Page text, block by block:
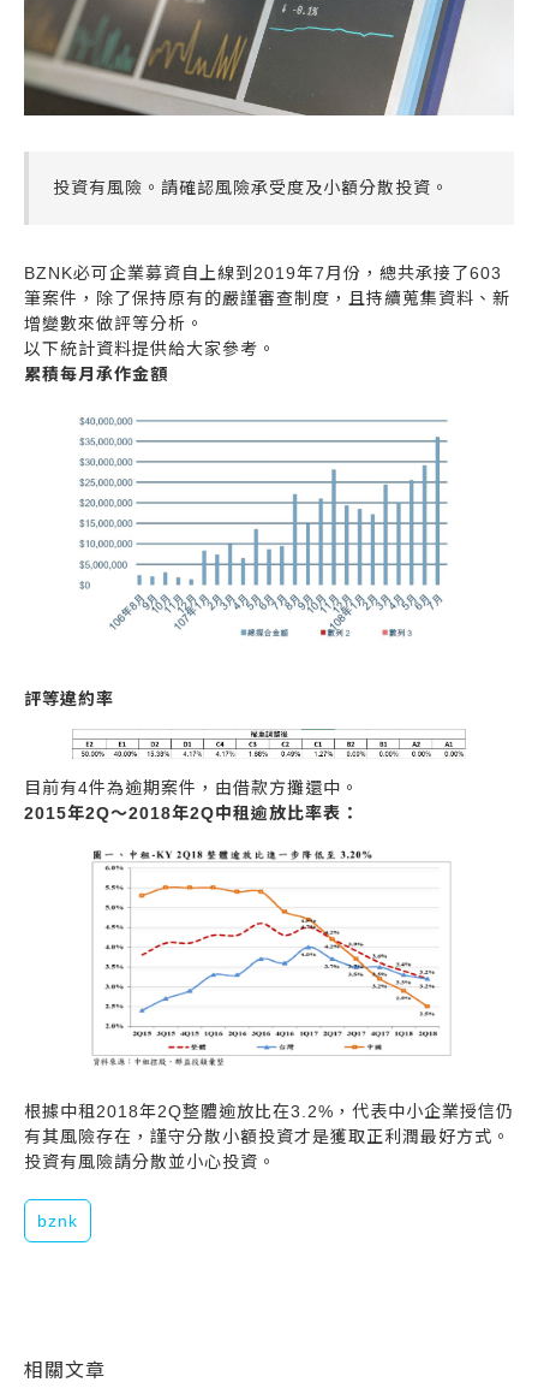
投資有風險。請確認風險承受度及小額分散投資。
BZNK必可企業募資自上線到2019年7月份，總共承接了603
筆案件，除了保持原有的嚴謹審查制度，且持續蒐集資料、新
增變數來做評等分析。
以下統計資料提供給大家參考。
累積每月承作金額
評等違約率
目前有4件為逾期案件，由借款方攤還中。
2015年2Q～2018年2Q中租逾放比率表：
根據中租2018年2Q整體逾放比在3.2%，代表中小企業授信仍
有其風險存在，謹守分散小額投資才是獲取正利潤最好方式。
投資有風險請分散並小心投資。
bznk
相關文章